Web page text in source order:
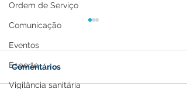
Ordem de Serviço
Comunicação
Eventos
Esporte
Vigilância sanitária
Comentários